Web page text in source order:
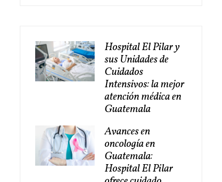
Hospital El Pilar y
sus Unidades de
Cuidados
Intensivos: la mejor
atención médica en
Guatemala
Avances en
oncología en
Guatemala:
Hospital El Pilar